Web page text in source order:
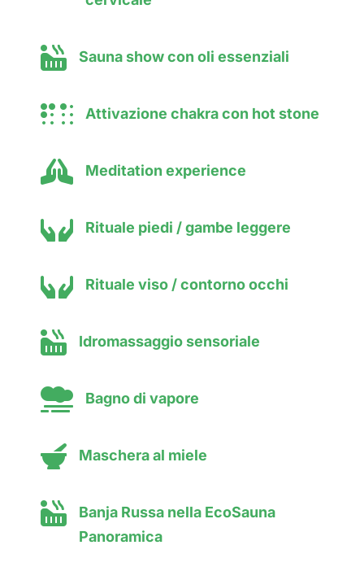
 Sauna show con oli essenziali
 Attivazione chakra con hot stone
 Meditation experience
 Rituale piedi / gambe leggere
 Rituale viso / contorno occhi
 Idromassaggio sensoriale
 Bagno di vapore
 Maschera al miele

Banja Russa nella EcoSauna
Panoramica